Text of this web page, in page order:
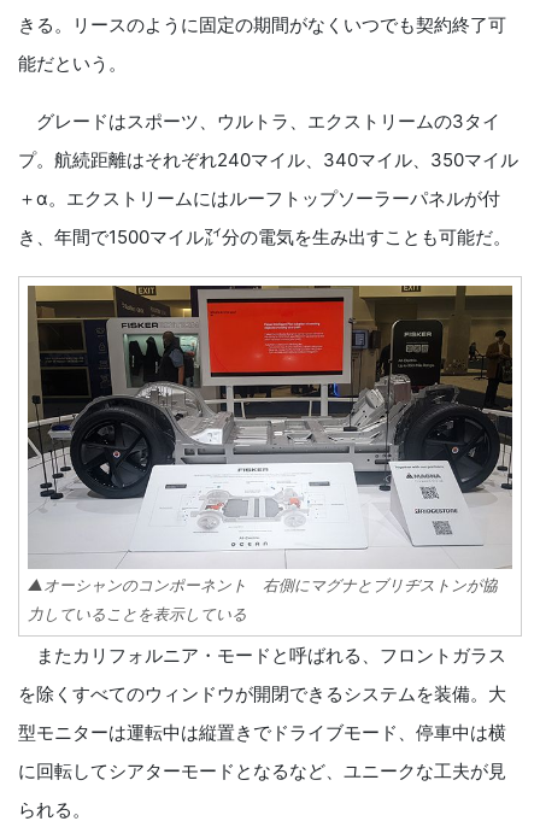
きる。リースのように固定の期間がなくいつでも契約終了可
能だという。
グレードはスポーツ、ウルトラ、エクストリームの3タイ
プ。航続距離はそれぞれ240マイル、340マイル、350マイル
＋α。エクストリームにはルーフトップソーラーパネルが付
き、年間で1500マイル㍄分の電気を生み出すことも可能だ。
▲オーシャンのコンポーネント 右側にマグナとブリヂストンが協
力していることを表示している
またカリフォルニア・モードと呼ばれる、フロントガラス
を除くすべてのウィンドウが開閉できるシステムを装備。大
型モニターは運転中は縦置きでドライブモード、停車中は横
に回転してシアターモードとなるなど、ユニークな工夫が見
られる。